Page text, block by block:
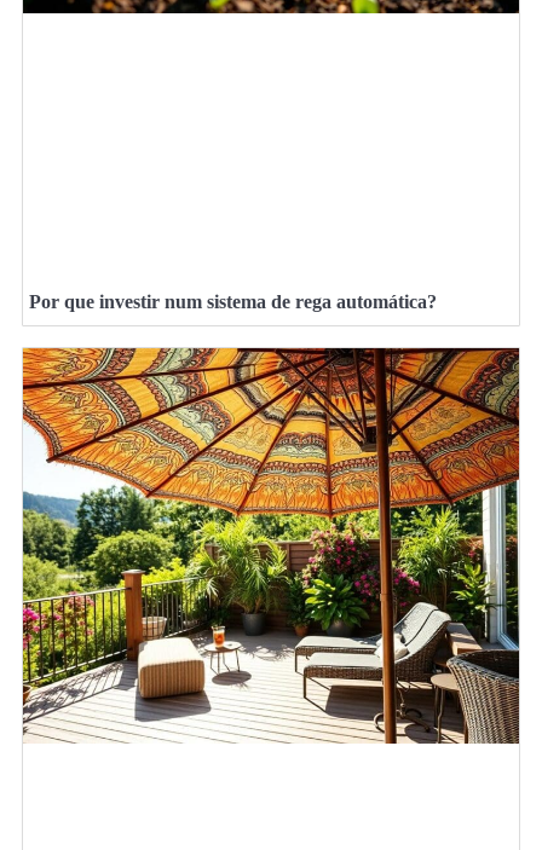
Por que investir num sistema de rega automática?